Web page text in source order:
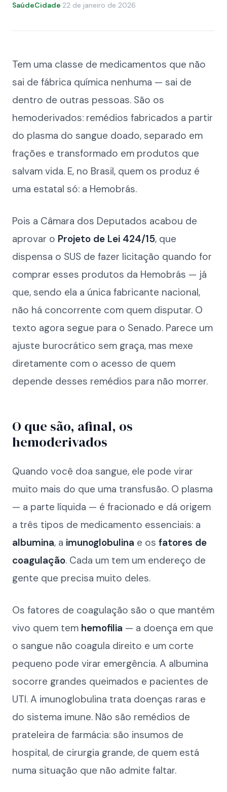
SaúdeCidade·22 de janeiro de 2026
Tem uma classe de medicamentos que não
sai de fábrica química nenhuma — sai de
dentro de outras pessoas. São os
hemoderivados: remédios fabricados a partir
do plasma do sangue doado, separado em
frações e transformado em produtos que
salvam vida. E, no Brasil, quem os produz é
uma estatal só: a Hemobrás.
Pois a Câmara dos Deputados acabou de
aprovar o Projeto de Lei 424/15, que
dispensa o SUS de fazer licitação quando for
comprar esses produtos da Hemobrás — já
que, sendo ela a única fabricante nacional,
não há concorrente com quem disputar. O
texto agora segue para o Senado. Parece um
ajuste burocrático sem graça, mas mexe
diretamente com o acesso de quem
depende desses remédios para não morrer.
O que são, afinal, os
hemoderivados
Quando você doa sangue, ele pode virar
muito mais do que uma transfusão. O plasma
— a parte líquida — é fracionado e dá origem
a três tipos de medicamento essenciais: a
albumina, a imunoglobulina e os fatores de
coagulação. Cada um tem um endereço de
gente que precisa muito deles.
Os fatores de coagulação são o que mantém
vivo quem tem hemofilia — a doença em que
o sangue não coagula direito e um corte
pequeno pode virar emergência. A albumina
socorre grandes queimados e pacientes de
UTI. A imunoglobulina trata doenças raras e
do sistema imune. Não são remédios de
prateleira de farmácia: são insumos de
hospital, de cirurgia grande, de quem está
numa situação que não admite faltar.